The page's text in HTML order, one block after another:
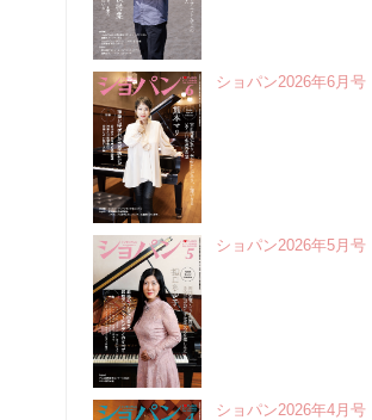
ショパン2026年6月号
ショパン2026年5月号
ショパン2026年4月号